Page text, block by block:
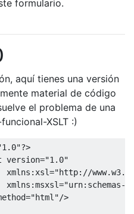
formulario.
aquí tienes una versión
material de código
el problema de una
XSLT :)
version="1.0"
xmlns:xsl="http://
xmlns:msxsl="urn:schemas-
>